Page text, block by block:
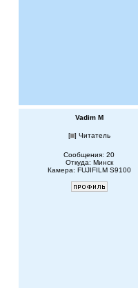
Vadim M
[ ] Читатель
Сообщения: 20
Откуда: Минск
Камера: FUJIFILM S9100